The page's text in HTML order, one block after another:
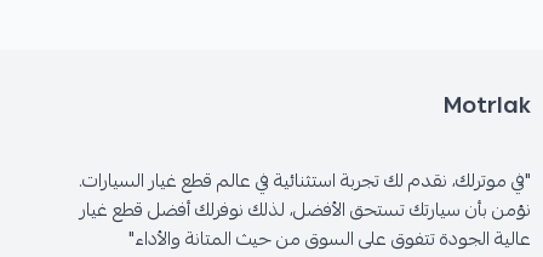
Motrlak
"في موترلك، نقدم لك تجربة استثنائية في عالم قطع غيار السيارات.
نؤمن بأن سيارتك تستحق الأفضل، لذلك نوفرلك أفضل قطع غيار
عالية الجودة تتفوق على السوق من حيث المتانة والأداء"